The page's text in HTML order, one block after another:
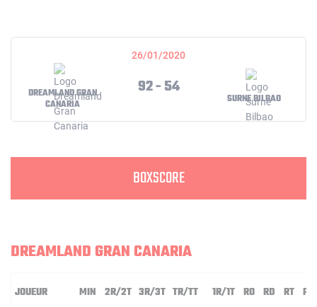
26/01/2020
DREAMLAND GRAN
CANARIA
92 - 54
SURNE BILBAO
BOXSCORE
DREAMLAND GRAN CANARIA
JOUEUR MIN 2R/2T 3R/3T TR/TT 1R/1T RO RD RT PD